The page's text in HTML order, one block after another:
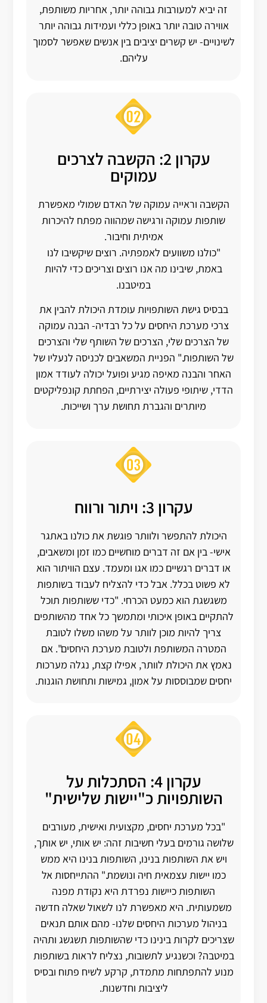
זה יביא למעורבות גבוהה יותר, אחריות משותפת,
אווירה טובה יותר באופן כללי ועמידות גבוהה יותר
לשינויים- יש קשרים יציבים בין אנשים שאפשר לסמוך
עליהם.
עקרון 2: הקשבה לצרכים
עמוקים
הקשבה וראייה עמוקה של האדם שמולי מאפשרת
שותפות עמוקה ורגישה שמהווה מפתח להיכרות
אמיתית וחיבור.
"כולנו משוועים לאמפתיה. רוצים שיקשיבו לנו
באמת, שיבינו מה אנו רוצים וצריכים כדי להיות
במיטבנו.
בבסיס גישת השותפויות עומדת היכולת להבין את
צרכי מערכת היחסים על כל רבדיה- הבנה עמוקה
של הצרכים שלי, הצרכים של השותף שלי והצרכים
של השותפות." הפניית המשאבים לכניסה לנעליו של
האחר והבנה מאיפה מגיע ופועל יכולה לעודד אמון
הדדי, שיתופי פעולה יצירתיים, הפחתת קונפליקטים
מיותרים והגברת תחושת ערך ושייכות.
עקרון 3: ויתור ורווח
היכולת להתפשר ולוותר פוגשת את כולנו באתגר
אישי- בין אם זה דברים מוחשיים כמו זמן ומשאבים,
או דברים רגשיים כמו אגו ומעמד. עצם הוויתור הוא
לא פשוט בכלל. אבל כדי להצליח לעבוד בשותפות
משגשגת הוא כמעט הכרחי. "כדי ששותפות תוכל
להתקיים באופן איכותי ומתמשך כל אחד מהשותפים
צריך להיות מוכן לוותר על משהו משלו לטובת
המטרה המשותפת ולטובת מערכת היחסים". אם
נאמץ את היכולת לוותר, אפילו קצת, נגלה מערכות
יחסים שמבוססות על אמון, גמישות ותחושת הוגנות.
עקרון 4: הסתכלות על
השותפויות כ"יישות שלישית"
"בכל מערכת יחסים, מקצועית ואישית, מעורבים
שלושה גורמים בעלי חשיבות זהה: יש אותי, יש אותך,
ויש את השותפות בנינו, השותפות בנינו היא ממש
כמו יישות עצמאית חיה ונושמת." ההתייחסות אל
השותפות כיישות נפרדת היא נקודת מפנה
משמעותית. היא מאפשרת לנו לשאול שאלה חדשה
בניהול מערכות היחסים שלנו- מהם אותם תנאים
שצריכים לקרות בינינו כדי שהשותפות תשגשג ותהיה
במיטבה? וכשנגיע לתשובות, נצליח לראות בשותפות
מנוע להתפתחות מתמדת, קרקע לשיח פתוח ובסיס
ליציבות וחדשנות.